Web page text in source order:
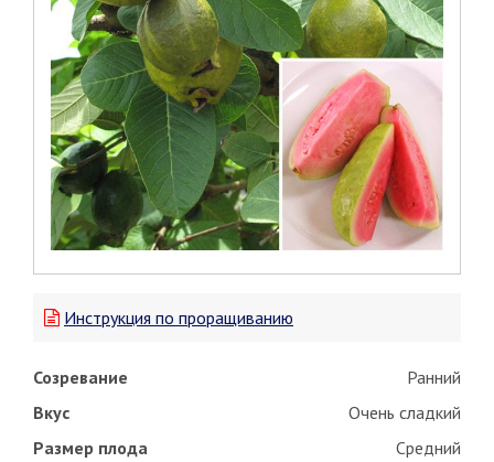
Инструкция по проращиванию
Созревание
Ранний
Вкус
Очень сладкий
Размер плода
Средний